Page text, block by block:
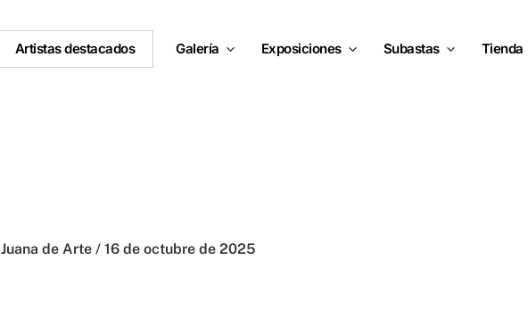
Artistas destacados Galería Exposiciones Subastas Tienda
Juana de Arte / 16 de octubre de 2025